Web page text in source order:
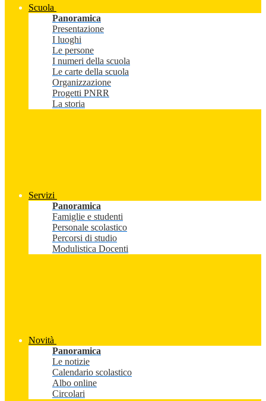
Scuola
Panoramica
Presentazione
I luoghi
Le persone
I numeri della scuola
Le carte della scuola
Organizzazione
Progetti PNRR
La storia
Servizi
Panoramica
Famiglie e studenti
Personale scolastico
Percorsi di studio
Modulistica Docenti
Novità
Panoramica
Le notizie
Calendario scolastico
Albo online
Circolari